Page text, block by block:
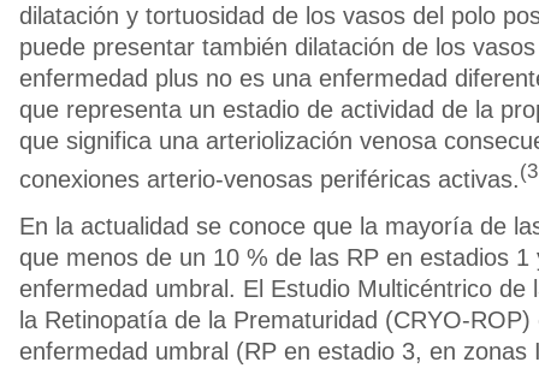
dilatación y tortuosidad de los vasos del polo
puede presentar también dilatación de los
enfermedad plus no es una enfermedad
que representa un estadio de actividad de la
que significa una arteriolización venosa
conexiones arterio-venosas periféricas activas.
En la actualidad se conoce que la mayoría de
que menos de un 10 % de las RP en estadios 1
enfermedad umbral. El Estudio Multicéntrico de
la Retinopatía de la Prematuridad (CRYO-ROP)
enfermedad umbral (RP en estadio 3, en zonas